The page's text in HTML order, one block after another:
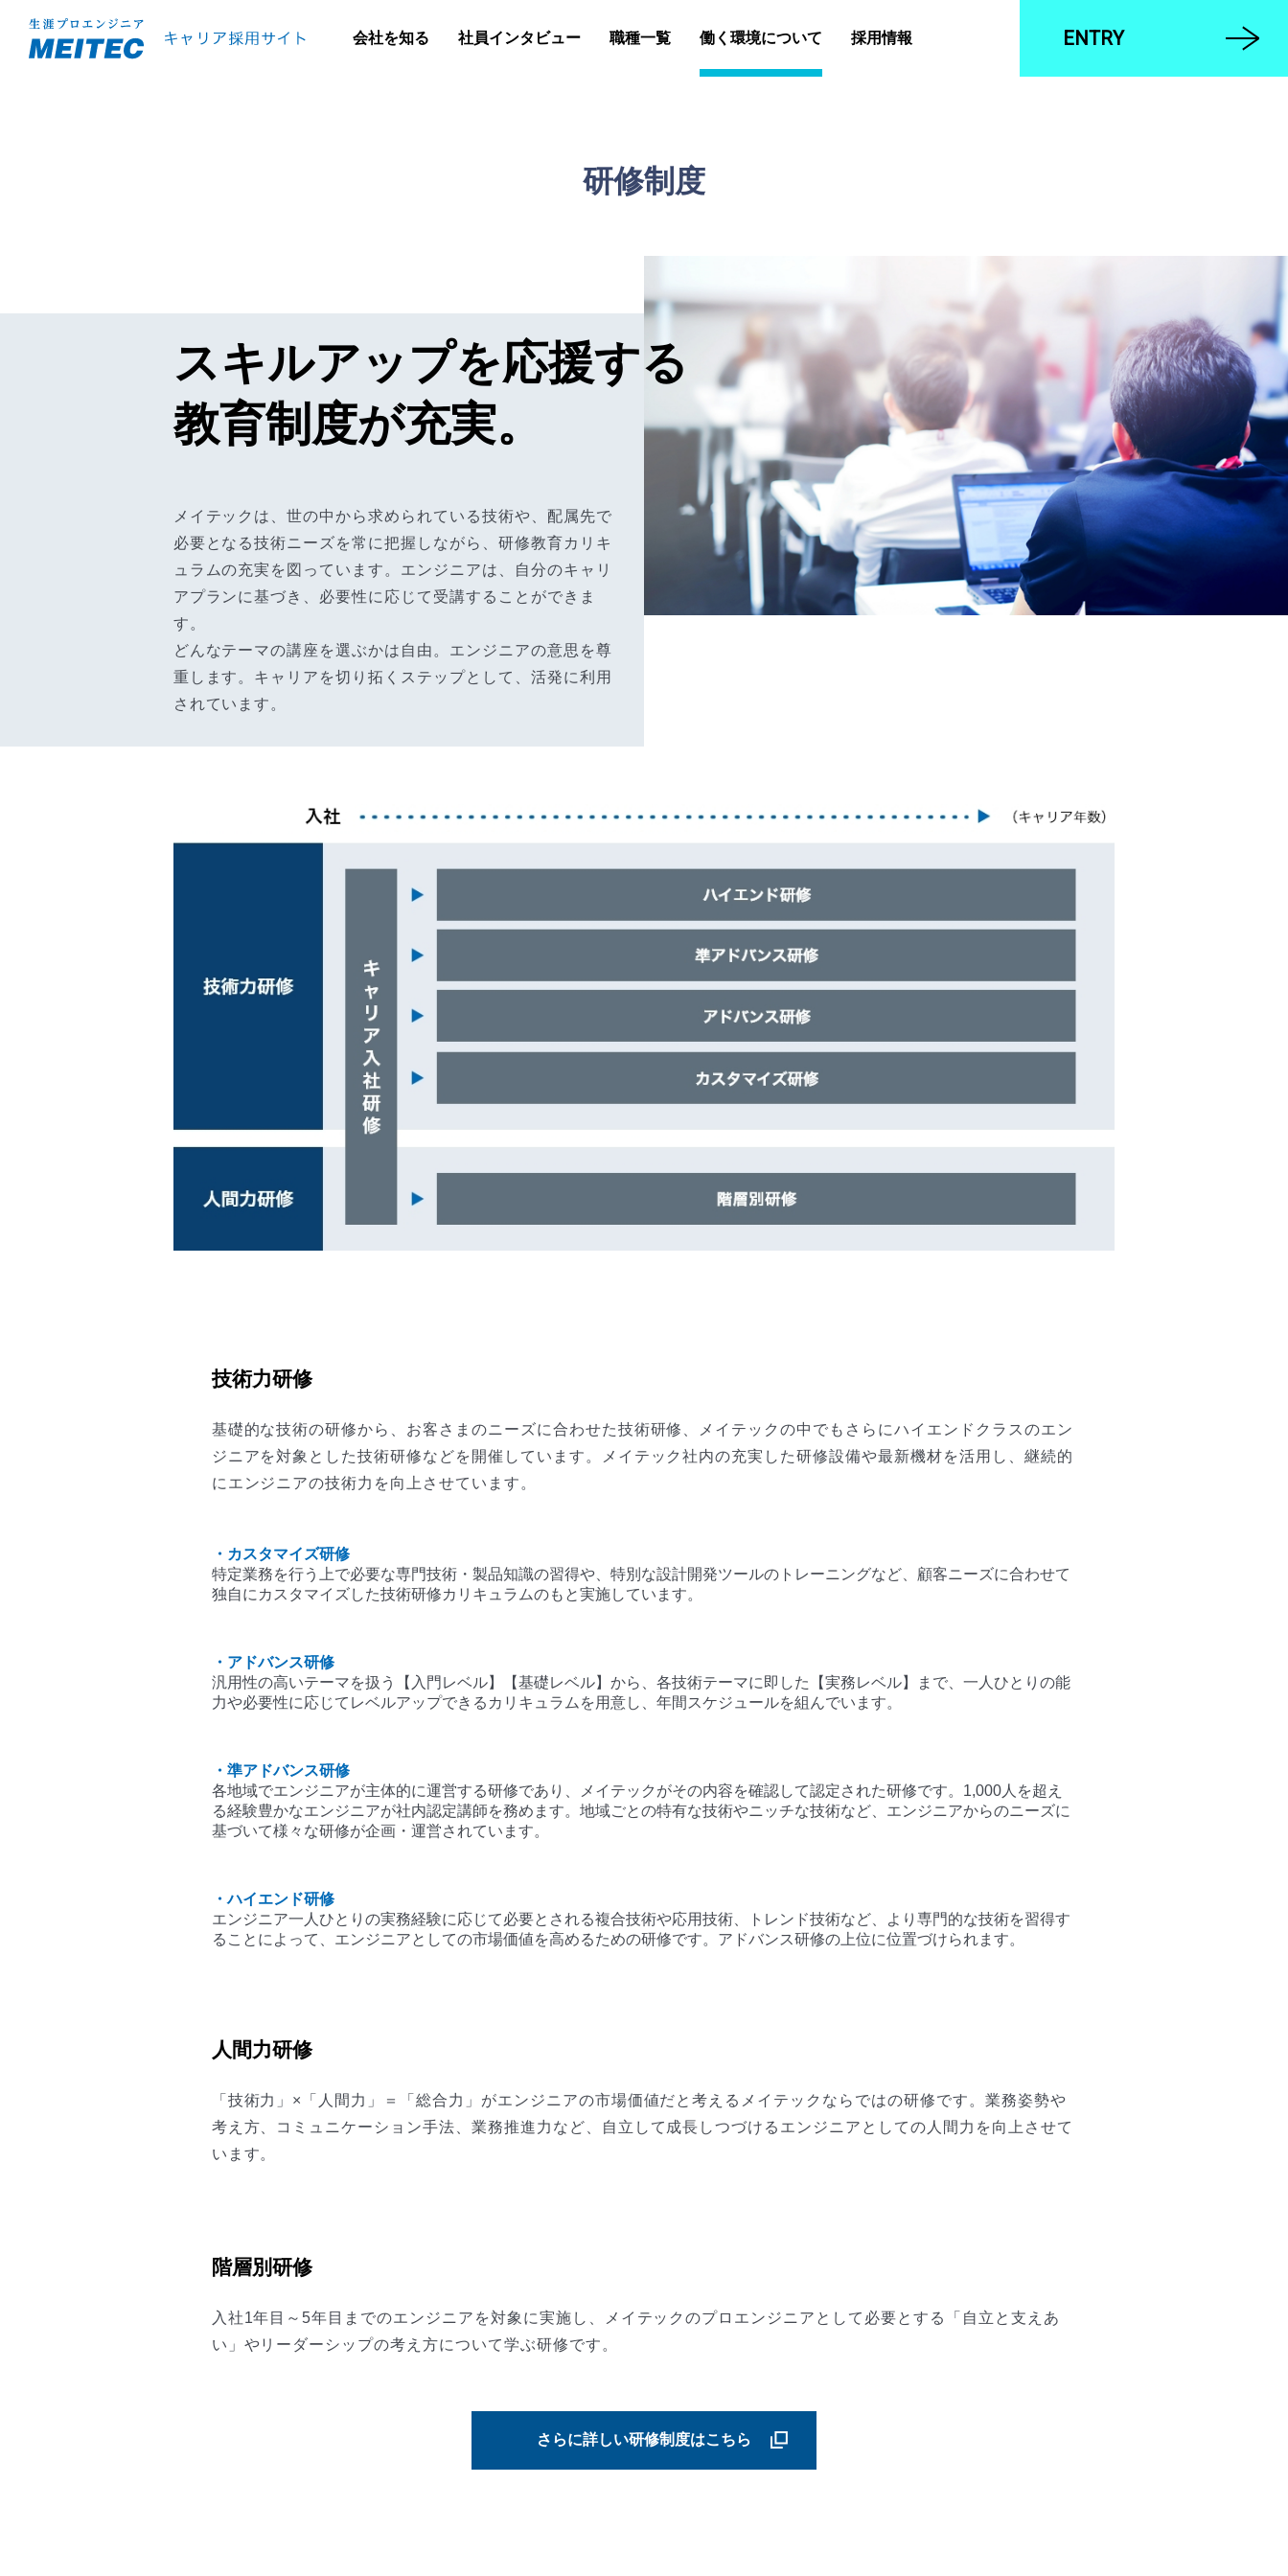
会社を知る 社員インタビュー 職種一覧 働く環境について 採用情報 ENTRY
研修制度
スキルアップを応援する
教育制度が充実。
メイテックは、世の中から求められている技術や、配属先で
必要となる技術ニーズを常に把握しながら、研修教育カリキ
ュラムの充実を図っています。エンジニアは、自分のキャリ
アプランに基づき、必要性に応じて受講することができま
す。
どんなテーマの講座を選ぶかは自由。エンジニアの意思を尊
重します。キャリアを切り拓くステップとして、活発に利用
されています。
技術力研修
基礎的な技術の研修から、お客さまのニーズに合わせた技術研修、メイテックの中でもさらにハイエンドクラスのエン
ジニアを対象とした技術研修などを開催しています。メイテック社内の充実した研修設備や最新機材を活用し、継続的
にエンジニアの技術力を向上させています。
カスタマイズ研修
特定業務を行う上で必要な専門技術・製品知識の習得や、特別な設計開発ツールのトレーニングなど、顧客ニーズに合わせて
独自にカスタマイズした技術研修カリキュラムのもと実施しています。
アドバンス研修
汎用性の高いテーマを扱う【入門レベル】【基礎レベル】から、各技術テーマに即した【実務レベル】まで、一人ひとりの能
力や必要性に応じてレベルアップできるカリキュラムを用意し、年間スケジュールを組んでいます。
準アドバンス研修
各地域でエンジニアが主体的に運営する研修であり、メイテックがその内容を確認して認定された研修です。1,000人を超え
る経験豊かなエンジニアが社内認定講師を務めます。地域ごとの特有な技術やニッチな技術など、エンジニアからのニーズに
基づいて様々な研修が企画・運営されています。
ハイエンド研修
エンジニア一人ひとりの実務経験に応じて必要とされる複合技術や応用技術、トレンド技術など、より専門的な技術を習得す
ることによって、エンジニアとしての市場価値を高めるための研修です。アドバンス研修の上位に位置づけられます。
人間力研修
「技術力」×「人間力」＝「総合力」がエンジニアの市場価値だと考えるメイテックならではの研修です。業務姿勢や
考え方、コミュニケーション手法、業務推進力など、自立して成長しつづけるエンジニアとしての人間力を向上させて
います。
階層別研修
入社1年目～5年目までのエンジニアを対象に実施し、メイテックのプロエンジニアとして必要とする「自立と支えあ
い」やリーダーシップの考え方について学ぶ研修です。
さらに詳しい研修制度はこちら